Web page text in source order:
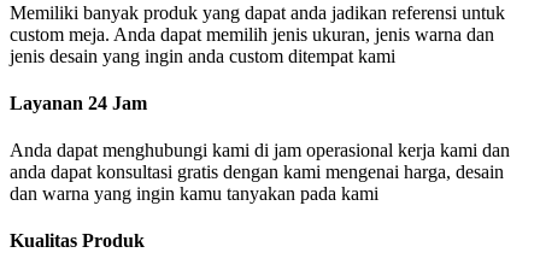
Memiliki banyak produk yang dapat anda jadikan referensi untuk
custom meja. Anda dapat memilih jenis ukuran, jenis warna dan
jenis desain yang ingin anda custom ditempat kami
Layanan 24 Jam
Anda dapat menghubungi kami di jam operasional kerja kami dan
anda dapat konsultasi gratis dengan kami mengenai harga, desain
dan warna yang ingin kamu tanyakan pada kami
Kualitas Produk